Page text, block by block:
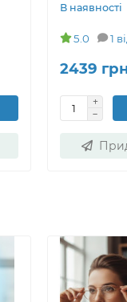
В наявності
5.0 1
2439